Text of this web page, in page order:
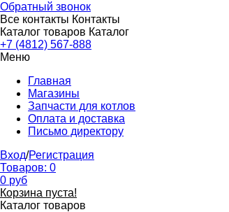
Обратный звонок
Все контакты Контакты
Каталог товаров Каталог
+7 (4812) 567-888
Меню
Главная
Магазины
Запчасти для котлов
Оплата и доставка
Письмо директору
Вход/Регистрация
Товаров: 0
0 руб
Корзина пуста!
Каталог товаров